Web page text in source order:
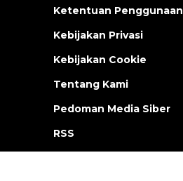
Ketentuan Penggunaan
Kebijakan Privasi
Kebijakan Cookie
Tentang Kami
Pedoman Media Siber
RSS